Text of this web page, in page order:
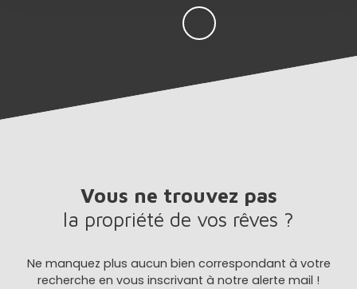
Vous ne trouvez pas
la propriété de vos rêves ?
Ne manquez plus aucun bien correspondant à votre
recherche en vous inscrivant à notre alerte mail !